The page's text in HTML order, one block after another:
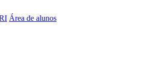
Área de alunos